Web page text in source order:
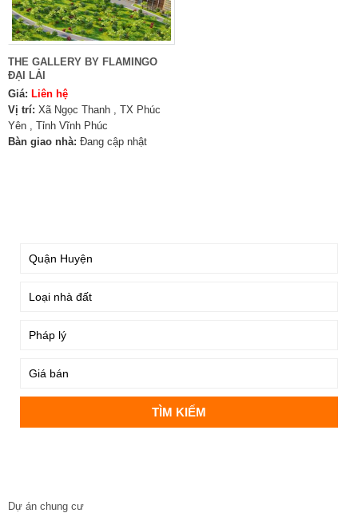
THE GALLERY BY FLAMINGO
ĐẠI LẢI
Giá: Liên hệ
Vị trí: Xã Ngọc Thanh , TX Phúc
Yên , Tỉnh Vĩnh Phúc
Bàn giao nhà: Đang cập nhật
Dự án chung cư